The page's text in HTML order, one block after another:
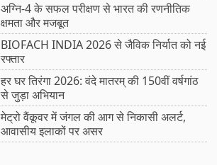
अग्नि-4 के सफल परीक्षण से भारत की रणनीतिक
क्षमता और मजबूत
BIOFACH INDIA 2026 से जैविक निर्यात को नई
रफ्तार
हर घर तिरंगा 2026: वंदे मातरम् की 150वीं वर्षगांठ
से जुड़ा अभियान
मेट्रो वैंकूवर में जंगल की आग से निकासी अलर्ट,
आवासीय इलाकों पर असर